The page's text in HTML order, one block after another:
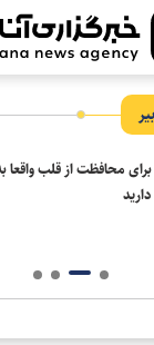
برای محافظت از قلب واقعا
دارید